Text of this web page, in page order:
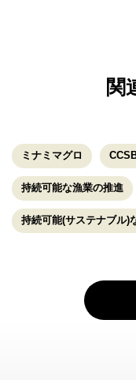
関
ミナミマグロ
持続可能な漁業の推進
持続可能(サステナブル)